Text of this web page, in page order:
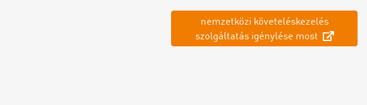
nemzetközi követeléskezelés
szolgáltatás igénylése most